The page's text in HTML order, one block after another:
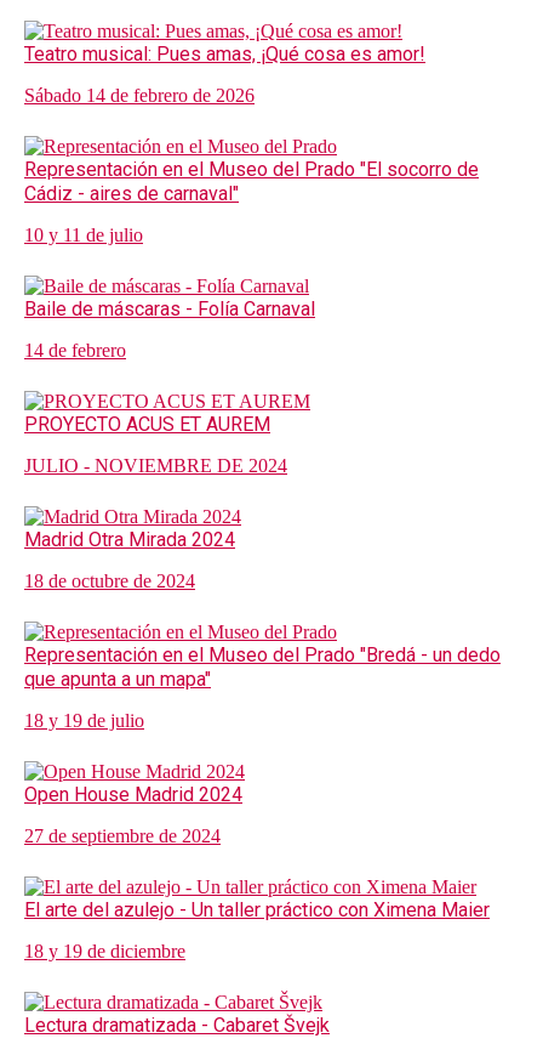
Teatro musical: Pues amas, ¡Qué cosa es amor!
Sábado 14 de febrero de 2026
Representación en el Museo del Prado "El socorro de
Cádiz - aires de carnaval"
10 y 11 de julio
Baile de máscaras - Folía Carnaval
14 de febrero
PROYECTO ACUS ET AUREM
JULIO - NOVIEMBRE DE 2024
Madrid Otra Mirada 2024
18 de octubre de 2024
Representación en el Museo del Prado "Bredá - un dedo
que apunta a un mapa"
18 y 19 de julio
Open House Madrid 2024
27 de septiembre de 2024
El arte del azulejo - Un taller práctico con Ximena Maier
18 y 19 de diciembre
Lectura dramatizada - Cabaret Švejk